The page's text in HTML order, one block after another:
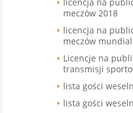
meczów 2018
licencja na
meczów
Licencje na
transmisji
lista gości
lista gości